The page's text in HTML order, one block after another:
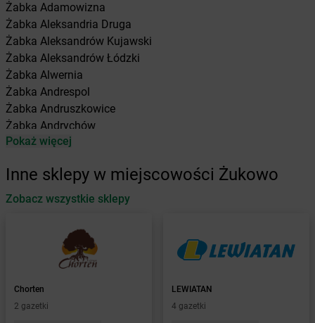
Żabka Adamowizna
Żabka Aleksandria Druga
Żabka Aleksandrów Kujawski
Żabka Aleksandrów Łódzki
Żabka Alwernia
Żabka Andrespol
Żabka Andruszkowice
Żabka Andrychów
Żabka Antonie
Żabka Automat
Żabka Babica
Babimost
Baborów
Baboszewo
Żabka Bachowice
Żabka Bądkowo
Pokaż więcej
Inne sklepy w miejscowości Żukowo
Zobacz wszystkie sklepy
Chorten
2 gazetki
LEWIATAN
4 gazetki